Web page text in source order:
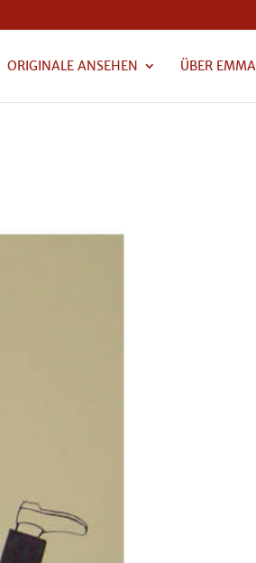
ORIGINALE ANSEHEN ÜBER EMMA